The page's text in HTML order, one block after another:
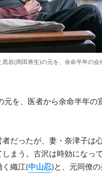
黒岩(岡田将生)の元を、余命半年の
元を、医者から余命半年
だったが、妻・奈津子は
まう。古沢は時効になっ
織江(中山忍)と、元同僚